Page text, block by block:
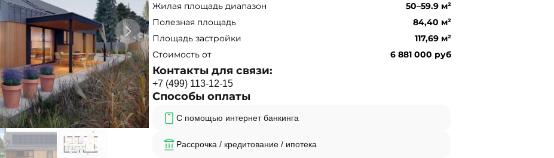
Жилая площадь диапазон
50–59.9 м²
Полезная площадь
84,40 м²
Площадь застройки
117,69 м²
Стоимость от
6 881 000 руб
Контакты для связи:
+7 (499) 113-12-15
Способы оплаты
С помощью интернет банкинга
Рассрочка / кредитование / ипотека